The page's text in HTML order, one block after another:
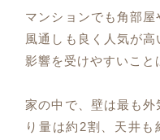
マンションでも角部
風通しも良く人気が
影響を受けやすいこと
家の中で、壁は最も外
り量は約2割、天井